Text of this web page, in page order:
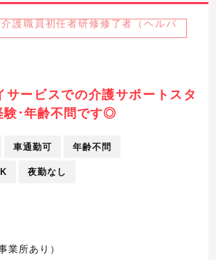
護職員初任者研修修了者（ヘルパ
サービスでの介護サポートスタ
験･年齢不問です◎
車通勤可 年齢不問
夜勤なし
業所あり）